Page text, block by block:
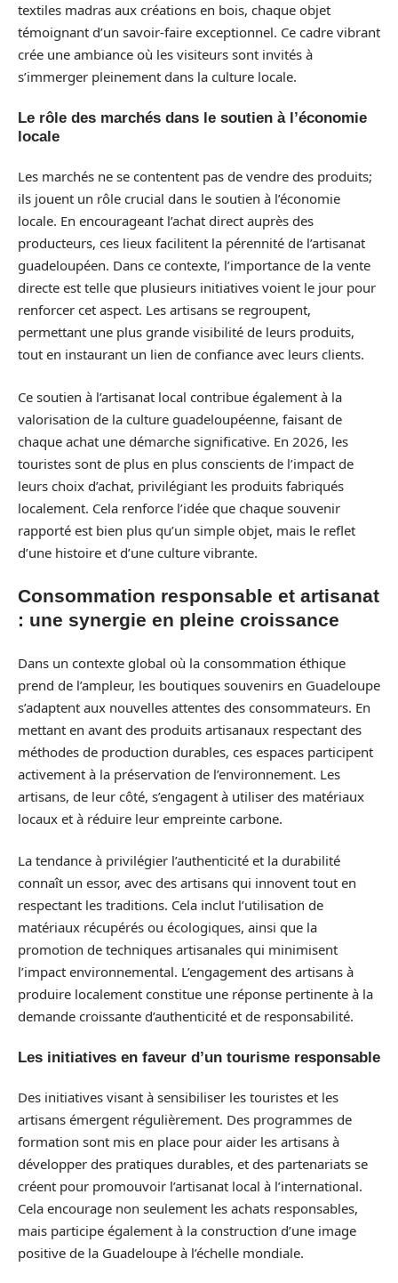
textiles madras aux créations en bois, chaque objet
témoignant d’un savoir-faire exceptionnel. Ce cadre vibrant
crée une ambiance où les visiteurs sont invités à
s’immerger pleinement dans la culture locale.
Le rôle des marchés dans le soutien à l’économie
locale
Les marchés ne se contentent pas de vendre des produits;
ils jouent un rôle crucial dans le soutien à l’économie
locale. En encourageant l’achat direct auprès des
producteurs, ces lieux facilitent la pérennité de l’artisanat
guadeloupéen. Dans ce contexte, l’importance de la vente
directe est telle que plusieurs initiatives voient le jour pour
renforcer cet aspect. Les artisans se regroupent,
permettant une plus grande visibilité de leurs produits,
tout en instaurant un lien de confiance avec leurs clients.
Ce soutien à l’artisanat local contribue également à la
valorisation de la culture guadeloupéenne, faisant de
chaque achat une démarche significative. En 2026, les
touristes sont de plus en plus conscients de l’impact de
leurs choix d’achat, privilégiant les produits fabriqués
localement. Cela renforce l’idée que chaque souvenir
rapporté est bien plus qu’un simple objet, mais le reflet
d’une histoire et d’une culture vibrante.
Consommation responsable et artisanat
: une synergie en pleine croissance
Dans un contexte global où la consommation éthique
prend de l’ampleur, les boutiques souvenirs en Guadeloupe
s’adaptent aux nouvelles attentes des consommateurs. En
mettant en avant des produits artisanaux respectant des
méthodes de production durables, ces espaces participent
activement à la préservation de l’environnement. Les
artisans, de leur côté, s’engagent à utiliser des matériaux
locaux et à réduire leur empreinte carbone.
La tendance à privilégier l’authenticité et la durabilité
connaît un essor, avec des artisans qui innovent tout en
respectant les traditions. Cela inclut l’utilisation de
matériaux récupérés ou écologiques, ainsi que la
promotion de techniques artisanales qui minimisent
l’impact environnemental. L’engagement des artisans à
produire localement constitue une réponse pertinente à la
demande croissante d’authenticité et de responsabilité.
Les initiatives en faveur d’un tourisme responsable
Des initiatives visant à sensibiliser les touristes et les
artisans émergent régulièrement. Des programmes de
formation sont mis en place pour aider les artisans à
développer des pratiques durables, et des partenariats se
créent pour promouvoir l’artisanat local à l’international.
Cela encourage non seulement les achats responsables,
mais participe également à la construction d’une image
positive de la Guadeloupe à l’échelle mondiale.